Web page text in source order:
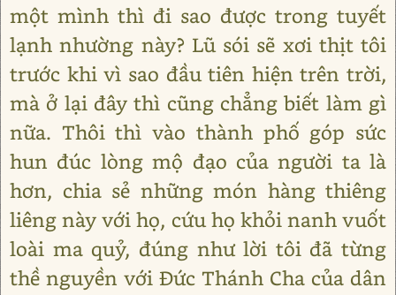
một mình thì đi sao được trong tuyết
lạnh nhường này? Lũ sói sẽ xơi thịt tôi
trước khi vì sao đầu tiên hiện trên trời,
mà ở lại đây thì cũng chẳng biết làm gì
nữa. Thôi thì vào thành phố góp sức
hun đúc lòng mộ đạo của người ta là
hơn, chia sẻ những món hàng thiêng
liêng này với họ, cứu họ khỏi nanh vuốt
loài ma quỷ, đúng như lời tôi đã từng
thề nguyền với Đức Thánh Cha của dân